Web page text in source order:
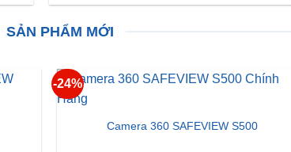
SẢN PHẨM MỚI
-24%
Camera 360 SAFEVIEW S500